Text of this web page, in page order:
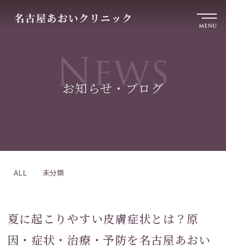
MENU
News
お知らせ・ブログ
ALL 未分類
夏に起こりやすい皮膚症状とは？原
因・症状・治療・予防を名古屋あおい